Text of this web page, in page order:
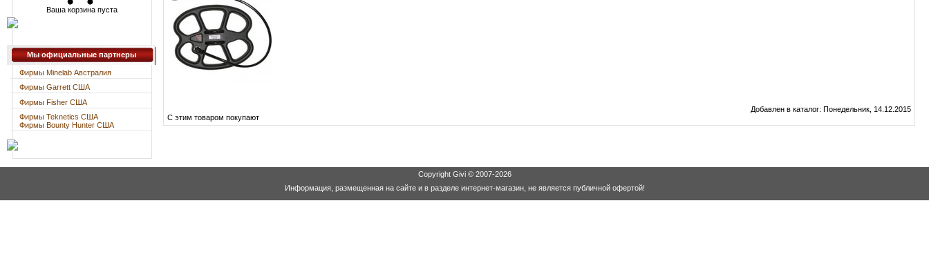
Ваша корзина пуста
Мы официальные партнеры
Фирмы Minelab Австралия
Фирмы Garrett США
Фирмы Fisher США
Фирмы Teknetics США
Фирмы Bounty Hunter США
Добавлен в каталог: Понедельник, 14.12.2015
С этим товаром покупают
Copyright Givi© 2007-2026
Информация, размещенная на сайте и в разделе интернет-магазин, не является публичной офертой!